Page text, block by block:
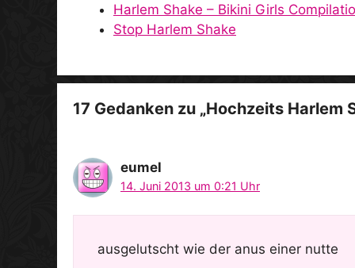
Harlem Shake – Bikini Girls
Stop Harlem Shake
17 Gedanken zu „Hochzeits Harlem
eumel
14. Juni 2013 um 0:21 Uhr
ausgelutscht wie der anus einer nutte